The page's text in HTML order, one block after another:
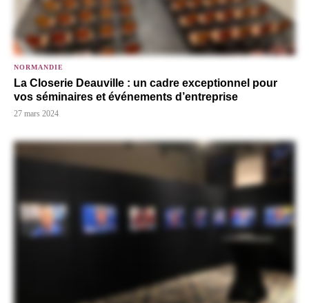
NORMANDIE
La Closerie Deauville : un cadre exceptionnel pour
vos séminaires et événements d’entreprise
27 mars 2024